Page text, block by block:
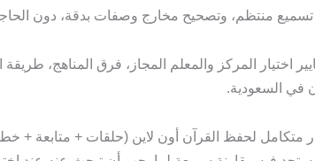
منتظم، وتصحيح مخارج وصفات بدقة، دون
اختيار المركز والمعلم المجاز، فرق المناهج،
في السعودية.
لحفظ القرآن أون لاين (حلقات + متابعة +